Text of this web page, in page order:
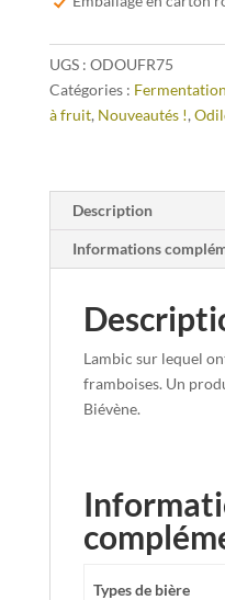
UGS : ODOUFR75
Catégories :
à fruit, Nouveautés !,
Description
Informations
Lambic sur lequel
framboises. Un
Biévène.
Types de bière